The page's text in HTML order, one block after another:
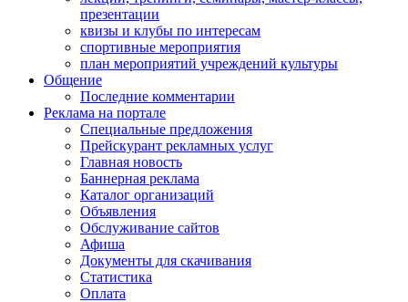
презентации
квизы и клубы по интересам
спортивные мероприятия
план мероприятий учреждений культуры
Общение
Последние комментарии
Реклама на портале
Специальные предложения
Прейскурант рекламных услуг
Главная новость
Баннерная реклама
Каталог организаций
Объявления
Обслуживание сайтов
Афиша
Документы для скачивания
Статистика
Оплата